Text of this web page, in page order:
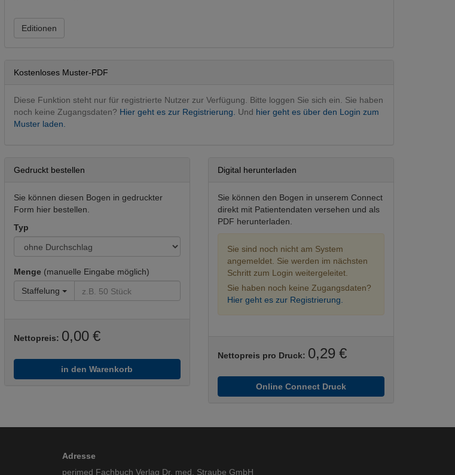
Editionen
Kostenloses Muster-PDF
Diese Funktion steht nur für registrierte Nutzer zur Verfügung. Bitte loggen Sie sich ein. Sie haben
noch keine Zugangsdaten? Hier geht es zur Registrierung. Und hier geht es über den Login zum
Muster laden.
Gedruckt bestellen
Sie können diesen Bogen in gedruckter
Form hier bestellen.
Typ
Menge (manuelle Eingabe möglich)
Staffelung
Nettopreis: 0,00 €
in den Warenkorb
Digital herunterladen
Sie können den Bogen in unserem Connect
direkt mit Patientendaten versehen und als
PDF herunterladen.
Sie sind noch nicht am System
angemeldet. Sie werden im nächsten
Schritt zum Login weitergeleitet.
Sie haben noch keine Zugangsdaten?
Hier geht es zur Registrierung.
Nettopreis pro Druck: 0,29 €
Online Connect Druck
Adresse
perimed Fachbuch Verlag Dr. med. Straube GmbH